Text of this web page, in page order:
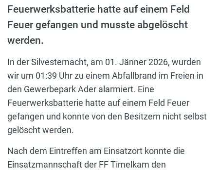
Feuerwerksbatterie hatte auf einem Feld
Feuer gefangen und musste abgelöscht
werden.
In der Silvesternacht, am 01. Jänner 2026, wurden
wir um 01:39 Uhr zu einem Abfallbrand im Freien in
den Gewerbepark Ader alarmiert. Eine
Feuerwerksbatterie hatte auf einem Feld Feuer
gefangen und konnte von den Besitzern nicht selbst
gelöscht werden.
Nach dem Eintreffen am Einsatzort konnte die
Einsatzmannschaft der FF Timelkam den